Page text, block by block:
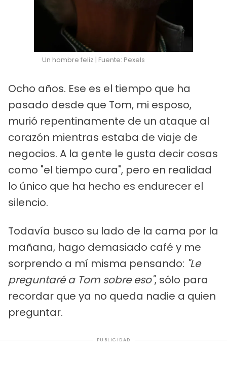
Un hombre feliz | Fuente: Pexels
Ocho años. Ese es el tiempo que ha
pasado desde que Tom, mi esposo,
murió repentinamente de un ataque al
corazón mientras estaba de viaje de
negocios. A la gente le gusta decir cosas
como "el tiempo cura", pero en realidad
lo único que ha hecho es endurecer el
silencio.
Todavía busco su lado de la cama por la
mañana, hago demasiado café y me
sorprendo a mí misma pensando: "Le
preguntaré a Tom sobre eso", sólo para
recordar que ya no queda nadie a quien
preguntar.
PUBLICIDAD